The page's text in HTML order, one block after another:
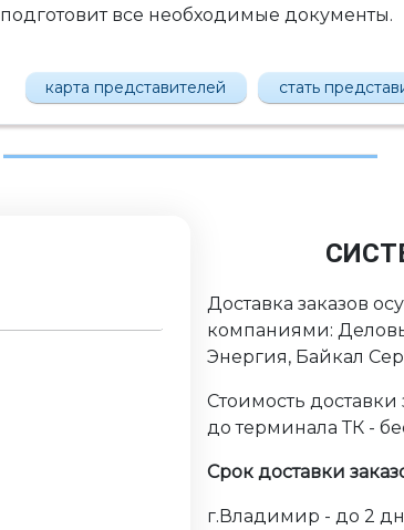
подготовит все необходимые документы.
карта представителей стать
Доставка заказов
компаниями:
Энергия, Байкал
Стоимость доставки
до терминала ТК -
Срок доставки
г.Владимир - до 2